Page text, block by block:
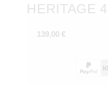
HERITAGE
139,00 €